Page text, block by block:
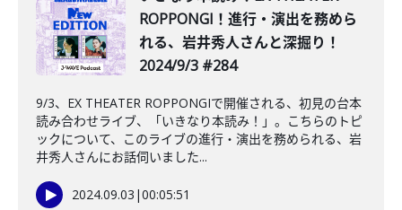
ROPPONGI！進行・演出を務めら
れる、岩井秀人さんと深掘り！
2024/9/3 #284
9/3、EX THEATER ROPPONGIで開催される、初見の台本
読み合わせライブ、「いきなり本読み！」。こちらのトピ
ックについて、このライブの進行・演出を務められる、岩
井秀人さんにお話伺いました...
2024.09.03 |00:05:51